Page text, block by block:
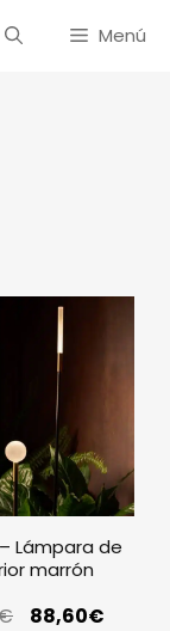
Menú
Lámpara de
marrón
88,60€